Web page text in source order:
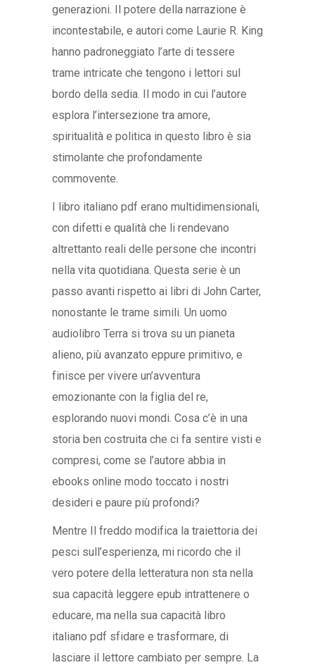
generazioni. Il potere della narrazione è
incontestabile, e autori come Laurie R. King
hanno padroneggiato l’arte di tessere
trame intricate che tengono i lettori sul
bordo della sedia. Il modo in cui l’autore
esplora l’intersezione tra amore,
spiritualità e politica in questo libro è sia
stimolante che profondamente
commovente.
I libro italiano pdf erano multidimensionali,
con difetti e qualità che li rendevano
altrettanto reali delle persone che incontri
nella vita quotidiana. Questa serie è un
passo avanti rispetto ai libri di John Carter,
nonostante le trame simili. Un uomo
audiolibro Terra si trova su un pianeta
alieno, più avanzato eppure primitivo, e
finisce per vivere un’avventura
emozionante con la figlia del re,
esplorando nuovi mondi. Cosa c’è in una
storia ben costruita che ci fa sentire visti e
compresi, come se l’autore abbia in
ebooks online modo toccato i nostri
desideri e paure più profondi?
Mentre Il freddo modifica la traiettoria dei
pesci sull’esperienza, mi ricordo che il
vero potere della letteratura non sta nella
sua capacità leggere epub intrattenere o
educare, ma nella sua capacità libro
italiano pdf sfidare e trasformare, di
lasciare il lettore cambiato per sempre. La